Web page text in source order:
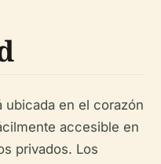
ubicada en el corazón
accesible en
privados. Los